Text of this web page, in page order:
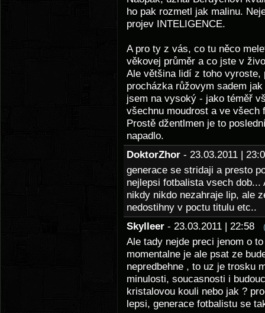
ho pak rozmetl jak malinu.
projev INTELIGENCE.
A pro ty z vás, co tu něco
věkovej průměr a co jste v
Ale většina lidí z toho
procházka růžovym sadem
jsem na vysoký - jako téměř
všechnu moudrost a ve
Prostě džentlmen je to
napadlo.
DoktorZhor - 23.03.2011 |
generace se stridaji a presto
nejlepsi fotbalista vsech
nikdy nikdo nezahraje lip, ale
nedostihny v poctu titulu etc..
Skylleer - 23.03.2011 | 22:58
Ale tady nejde preci jenom o
momentalne je ale psat ze
nepredbehne , to uz je trosku
minulosti, soucasnosti i
kristalovou kouli nebo jak ?
lepsi, generace fotbalistu se